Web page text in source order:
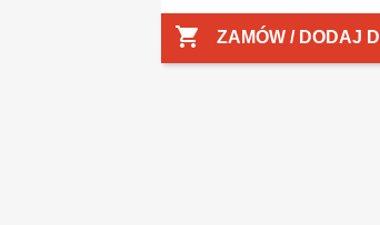
 ZAMÓW / DODAJ